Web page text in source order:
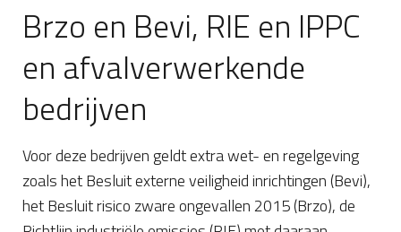
Brzo en Bevi, RIE en IPPC
en afvalverwerkende
bedrijven
Voor deze bedrijven geldt extra wet- en regelgeving
zoals het Besluit externe veiligheid inrichtingen (Bevi),
het Besluit risico zware ongevallen 2015 (Brzo), de